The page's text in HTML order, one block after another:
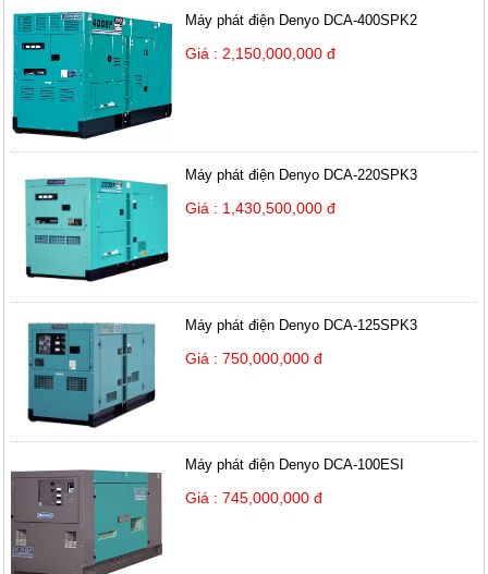
Máy phát điện Denyo DCA-400SPK2
Giá : 2,150,000,000 đ
Máy phát điện Denyo DCA-220SPK3
Giá : 1,430,500,000 đ
Máy phát điện Denyo DCA-125SPK3
Giá : 750,000,000 đ
Máy phát điện Denyo DCA-100ESI
Giá : 745,000,000 đ